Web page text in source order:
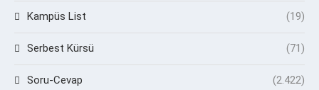
Kampüs List (19)
Serbest Kürsü (71)
Soru-Cevap (2.422)